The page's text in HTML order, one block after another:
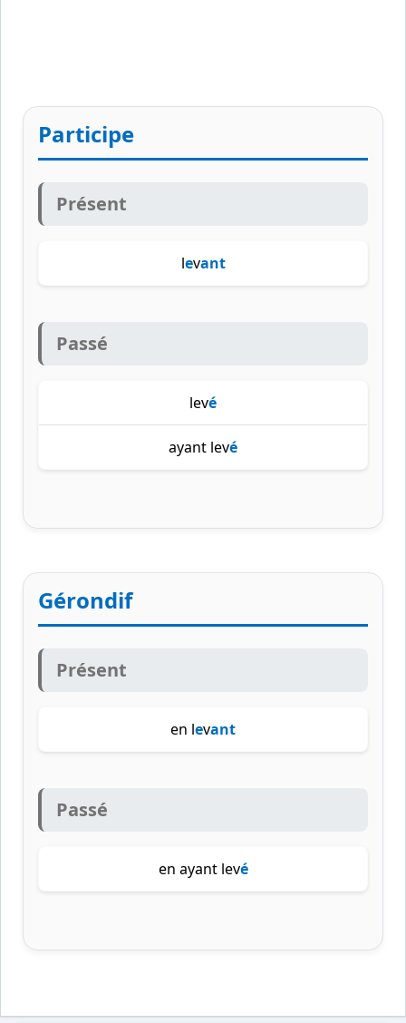
Participe
Présent
levant
Passé
levé
ayant levé
Gérondif
Présent
en levant
Passé
en ayant levé